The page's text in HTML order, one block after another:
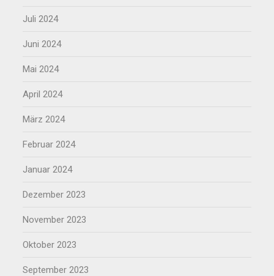
Juli 2024
Juni 2024
Mai 2024
April 2024
März 2024
Februar 2024
Januar 2024
Dezember 2023
November 2023
Oktober 2023
September 2023